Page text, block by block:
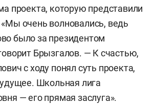
проекта, которую представили
очень волновались, ведь
было за президентом
Брызгалов. — К счастью,
с ходу понял суть проекта,
Школьная лига
— его прямая заслуга».